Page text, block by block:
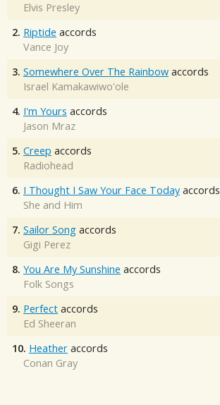
Elvis Presley
2. Riptide accords
Vance Joy
3. Somewhere Over The Rainbow accords
Israel Kamakawiwo'ole
4. I'm Yours accords
Jason Mraz
5. Creep accords
Radiohead
6. I Thought I Saw Your Face Today accords
She and Him
7. Sailor Song accords
Gigi Perez
8. You Are My Sunshine accords
Folk Songs
9. Perfect accords
Ed Sheeran
10. Heather accords
Conan Gray